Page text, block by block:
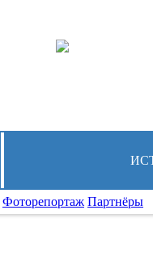
Фоторепортаж Партнёры